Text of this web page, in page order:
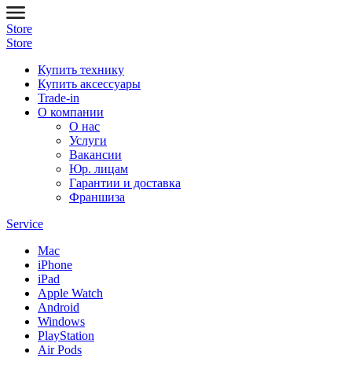
Store
Store
Купить технику
Купить аксессуары
Trade-in
О компании
О нас
Услуги
Вакансии
Юр. лицам
Гарантии и доставка
Франшиза
Service
Mac
iPhone
iPad
Apple Watch
Android
Windows
PlayStation
Air Pods